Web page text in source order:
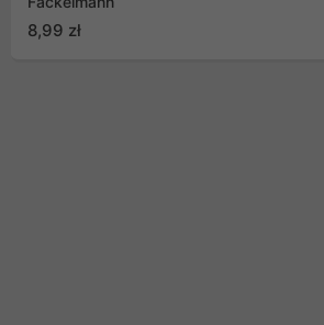
8,99 zł